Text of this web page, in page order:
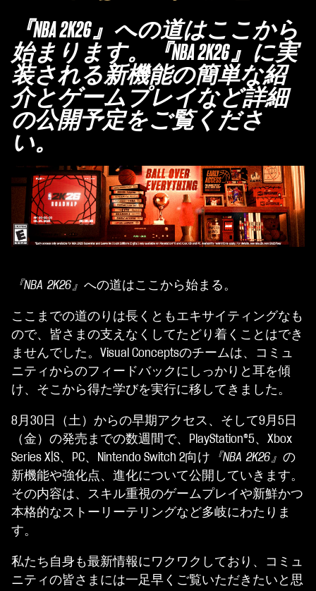
『NBA 2K26』への道はここから
始まります。『NBA 2K26』に実
装される新機能の簡単な紹
介とゲームプレイなど詳細
の公開予定をご覧くださ
い。
『NBA 2K26』 への道はここから始まる。
ここまでの道のりは長くともエキサイティングなも
ので、皆さまの支えなくしてたどり着くことはでき
ませんでした。Visual Conceptsのチームは、コミュ
ニティからのフィードバックにしっかりと耳を傾
け、そこから得た学びを実行に移してきました。
8月30日（土）からの早期アクセス、そして9月5日
（金）の発売までの数週間で、PlayStation®5、Xbox
Series X|S、PC、Nintendo Switch 2向け 『NBA 2K26』 の
新機能や強化点、進化について公開していきます。
その内容は、スキル重視のゲームプレイや新鮮かつ
本格的なストーリーテリングなど多岐にわたりま
す。
私たち自身も最新情報にワクワクしており、コミュ
ニティの皆さまには一足早くご覧いただきたいと思